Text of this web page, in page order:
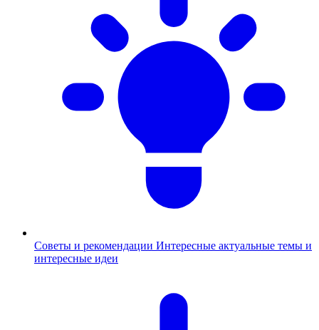
Советы и рекомендации Интересные актуальные темы и
интересные идеи